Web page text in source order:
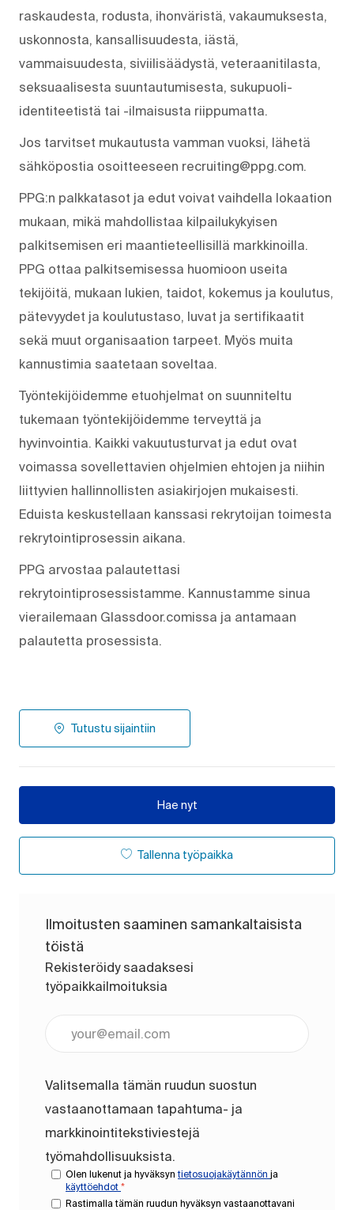
raskaudesta, rodusta, ihonväristä, vakaumuksesta,
uskonnosta, kansallisuudesta, iästä,
vammaisuudesta, siviilisäädystä, veteraanitilasta,
seksuaalisesta suuntautumisesta, sukupuoli-
identiteetistä tai -ilmaisusta riippumatta.
Jos tarvitset mukautusta vamman vuoksi, lähetä
sähköpostia osoitteeseen recruiting@ppg.com.
PPG:n palkkatasot ja edut voivat vaihdella lokaation
mukaan, mikä mahdollistaa kilpailukykyisen
palkitsemisen eri maantieteellisillä markkinoilla.
PPG ottaa palkitsemisessa huomioon useita
tekijöitä, mukaan lukien, taidot, kokemus ja koulutus,
pätevyydet ja koulutustaso, luvat ja sertifikaatit
sekä muut organisaation tarpeet. Myös muita
kannustimia saatetaan soveltaa.
Työntekijöidemme etuohjelmat on suunniteltu
tukemaan työntekijöidemme terveyttä ja
hyvinvointia. Kaikki vakuutusturvat ja edut ovat
voimassa sovellettavien ohjelmien ehtojen ja niihin
liittyvien hallinnollisten asiakirjojen mukaisesti.
Eduista keskustellaan kanssasi rekrytoijan toimesta
rekrytointiprosessin aikana.
PPG arvostaa palautettasi
rekrytointiprosessistamme. Kannustamme sinua
vierailemaan Glassdoor.comissa ja antamaan
palautetta prosessista.
Tutustu sijaintiin
Hae nyt
Tallenna työpaikka
Ilmoitusten saaminen samankaltaisista
töistä
Rekisteröidy saadaksesi
työpaikkailmoituksia
Valitsemalla tämän ruudun suostun
vastaanottamaan tapahtuma- ja
markkinointitekstiviestejä
työmahdollisuuksista.
Olen lukenut ja hyväksyntietosuojakäytännön ja
käyttöehdot *
Rastimalla tämän ruudun hyväksyn vastaanottavani